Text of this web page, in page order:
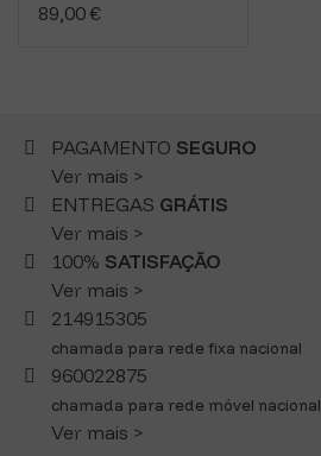
89,00 €
PAGAMENTO SEGURO
Ver mais >
ENTREGAS GRÁTIS
Ver mais >
100% SATISFAÇÃO
Ver mais >
214915305
chamada para rede fixa nacional
960022875
chamada para rede móvel nacional
Ver mais >